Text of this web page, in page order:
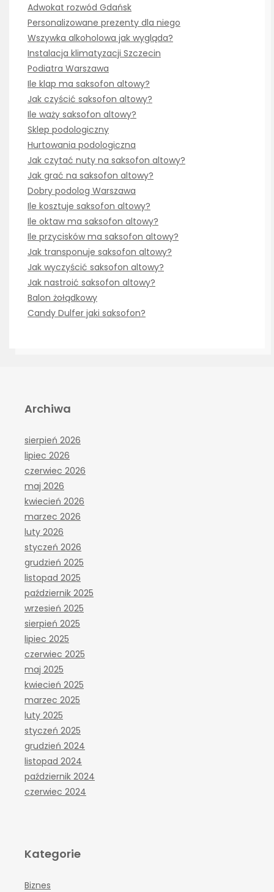
Adwokat rozwód Gdańsk
Personalizowane prezenty dla niego
Wszywka alkoholowa jak wygląda?
Instalacja klimatyzacji Szczecin
Podiatra Warszawa
Ile klap ma saksofon altowy?
Jak czyścić saksofon altowy?
Ile waży saksofon altowy?
Sklep podologiczny
Hurtowania podologiczna
Jak czytać nuty na saksofon altowy?
Jak grać na saksofon altowy?
Dobry podolog Warszawa
Ile kosztuje saksofon altowy?
Ile oktaw ma saksofon altowy?
Ile przycisków ma saksofon altowy?
Jak transponuje saksofon altowy?
Jak wyczyścić saksofon altowy?
Jak nastroić saksofon altowy?
Balon żołądkowy
Candy Dulfer jaki saksofon?
Archiwa
sierpień 2026
lipiec 2026
czerwiec 2026
maj 2026
kwiecień 2026
marzec 2026
luty 2026
styczeń 2026
grudzień 2025
listopad 2025
październik 2025
wrzesień 2025
sierpień 2025
lipiec 2025
czerwiec 2025
maj 2025
kwiecień 2025
marzec 2025
luty 2025
styczeń 2025
grudzień 2024
listopad 2024
październik 2024
czerwiec 2024
Kategorie
Biznes